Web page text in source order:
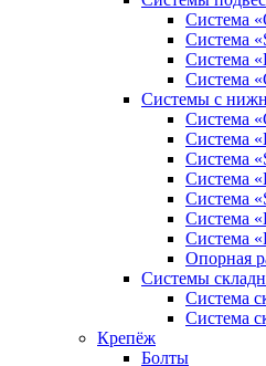
Система
Система
Система
Система
Системы с
Система
Система
Система
Система
Система
Система
Система
Опорная
Системы
Система
Система
Крепёж
Болты